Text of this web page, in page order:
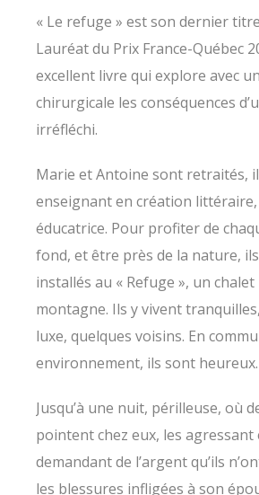
« Le refuge » est son dernier
Lauréat du Prix France-Québec
excellent livre qui explore avec
chirurgicale les conséquences
irréfléchi.
Marie et Antoine sont retraités,
enseignant en création
éducatrice. Pour profiter de
fond, et être près de la nature,
installés au « Refuge », un chalet
montagne. Ils y vivent
luxe, quelques voisins. En
environnement, ils sont heureux.
Jusqu’à une nuit, périlleuse, où
pointent chez eux, les agressant
demandant de l’argent qu’ils
les blessures infligées à son